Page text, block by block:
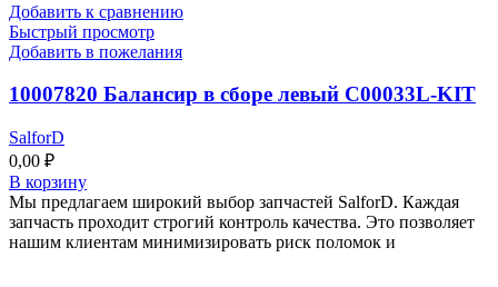
Добавить к сравнению
Быстрый просмотр
Добавить в пожелания
10007820 Балансир в сборе левый C00033L-KIT
SalforD
0,00 ₽
В корзину
Мы предлагаем широкий выбор запчастей SalforD. Каждая
запчасть проходит строгий контроль качества. Это позволяет
нашим клиентам минимизировать риск поломок и